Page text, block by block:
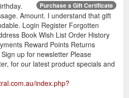
Purchase a Gift Certificate
Amount. I understand that gift
Login Register Forgotten
Book Wish List Order History
Reward Points Returns
up for newsletter Please
for our latest product specials and
index.php?